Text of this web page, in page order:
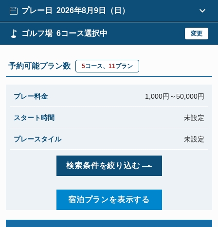
プレー日 2026年8月9日（日）
ゴルフ場 6コース選択中 変更
予約可能プラン数 5コース、 11プラン
プレー料金 1,000円～50,000円
スタート時間 未設定
プレースタイル 未設定
検索条件を絞り込む
宿泊プランを表示する